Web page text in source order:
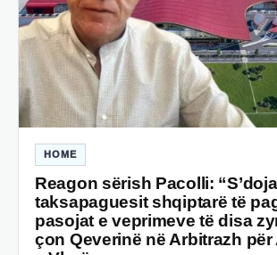
HOME
Reagon sërish Pacolli:
taksapaguesit shqiptarë të
pasojat e veprimeve të disa
çon Qeverinë në Arbitrazh